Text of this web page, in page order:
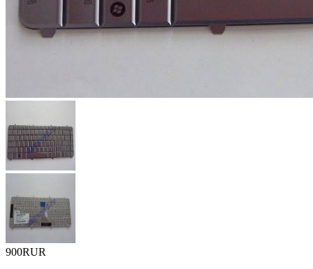
900RUR